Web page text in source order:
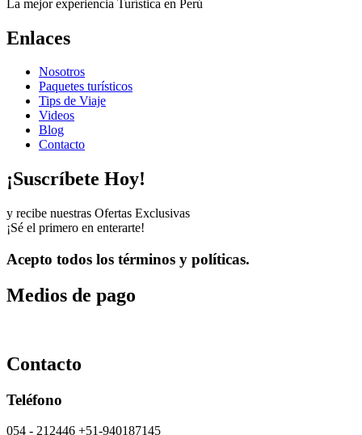
La mejor experiencia Turística en Perú
Enlaces
Nosotros
Paquetes turísticos
Tips de Viaje
Videos
Blog
Contacto
¡Suscríbete Hoy!
y recibe nuestras Ofertas Exclusivas
¡Sé el primero en enterarte!
Acepto todos los términos y políticas.
Medios de pago
Contacto
Teléfono
054 - 212446 +51-940187145